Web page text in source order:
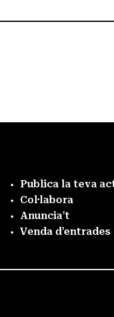
Publica la teva
Col·labora
Anuncia’t
Venda d’entrades